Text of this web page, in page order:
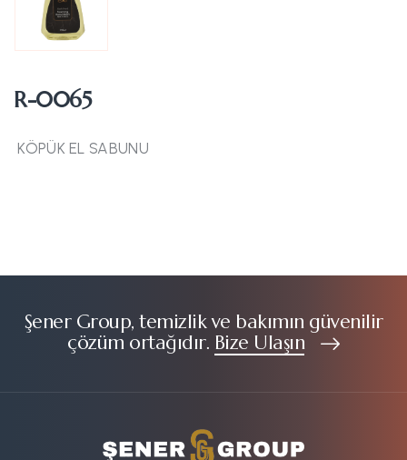
R-0065
KÖPÜK EL SABUNU
Şener Group, temizlik ve bakımın güvenilir
çözüm ortağıdır. Bize Ulaşın